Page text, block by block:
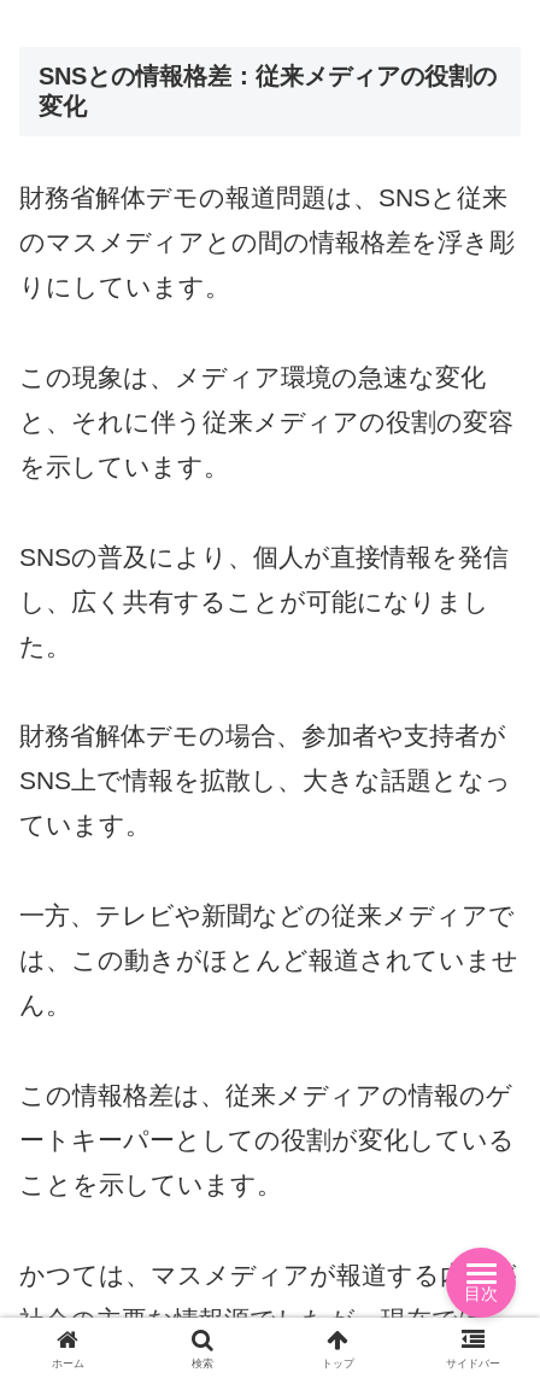
SNSとの情報格差：従来メディアの役割の
変化
財務省解体デモの報道問題は、SNSと従来
のマスメディアとの間の情報格差を浮き彫
りにしています。
この現象は、メディア環境の急速な変化
と、それに伴う従来メディアの役割の変容
を示しています。
SNSの普及により、個人が直接情報を発信
し、広く共有することが可能になりまし
た。
財務省解体デモの場合、参加者や支持者が
SNS上で情報を拡散し、大きな話題となっ
ています。
一方、テレビや新聞などの従来メディアで
は、この動きがほとんど報道されていませ
ん。
この情報格差は、従来メディアの情報のゲ
ートキーパーとしての役割が変化している
ことを示しています。
かつては、マスメディアが報道する内容が
社会の主要な情報源でしたが、現在では
SNSを通じて直接情報を得る人が増えてい
ホーム 検索 トップ サイドバー
目次